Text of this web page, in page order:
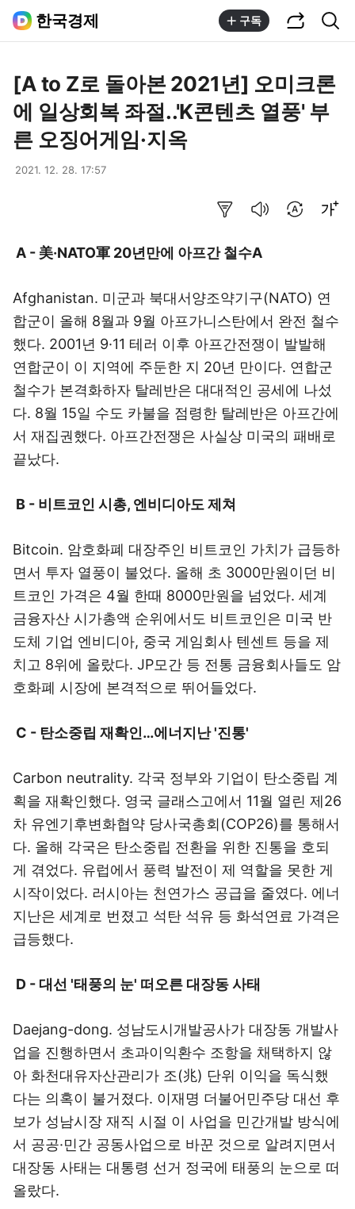
한국경제 구독
[A to Z로 돌아본 2021년] 오미크론
에 일상회복 좌절..'K콘텐츠 열풍' 부
른 오징어게임·지옥
2021. 12. 28. 17:57
A - 美·NATO軍 20년만에 아프간 철수A
Afghanistan. 미군과 북대서양조약기구(NATO) 연
합군이 올해 8월과 9월 아프가니스탄에서 완전 철수
했다. 2001년 9·11 테러 이후 아프간전쟁이 발발해
연합군이 이 지역에 주둔한 지 20년 만이다. 연합군
철수가 본격화하자 탈레반은 대대적인 공세에 나섰
다. 8월 15일 수도 카불을 점령한 탈레반은 아프간에
서 재집권했다. 아프간전쟁은 사실상 미국의 패배로
끝났다.
B - 비트코인 시총, 엔비디아도 제쳐
Bitcoin. 암호화폐 대장주인 비트코인 가치가 급등하
면서 투자 열풍이 불었다. 올해 초 3000만원이던 비
트코인 가격은 4월 한때 8000만원을 넘었다. 세계
금융자산 시가총액 순위에서도 비트코인은 미국 반
도체 기업 엔비디아, 중국 게임회사 텐센트 등을 제
치고 8위에 올랐다. JP모간 등 전통 금융회사들도 암
호화폐 시장에 본격적으로 뛰어들었다.
C - 탄소중립 재확인…에너지난 '진통'
Carbon neutrality. 각국 정부와 기업이 탄소중립 계
획을 재확인했다. 영국 글래스고에서 11월 열린 제26
차 유엔기후변화협약 당사국총회(COP26)를 통해서
다. 올해 각국은 탄소중립 전환을 위한 진통을 호되
게 겪었다. 유럽에서 풍력 발전이 제 역할을 못한 게
시작이었다. 러시아는 천연가스 공급을 줄였다. 에너
지난은 세계로 번졌고 석탄 석유 등 화석연료 가격은
급등했다.
D - 대선 '태풍의 눈' 떠오른 대장동 사태
Daejang-dong. 성남도시개발공사가 대장동 개발사
업을 진행하면서 초과이익환수 조항을 채택하지 않
아 화천대유자산관리가 조(兆) 단위 이익을 독식했
다는 의혹이 불거졌다. 이재명 더불어민주당 대선 후
보가 성남시장 재직 시절 이 사업을 민간개발 방식에
서 공공·민간 공동사업으로 바꾼 것으로 알려지면서
대장동 사태는 대통령 선거 정국에 태풍의 눈으로 떠
올랐다.